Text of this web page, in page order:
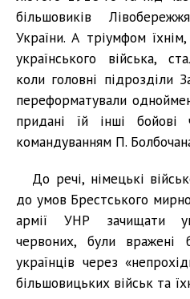
більшовиків
України. А тріумфом
українського війська,
коли головні підрозділи
переформатували
придані їй інші бойові
командуванням П.
До речі, німецькі
до умов Брестського
армії УНР зачищати
червоних, були вражені
українців через
більшовицьких військ та